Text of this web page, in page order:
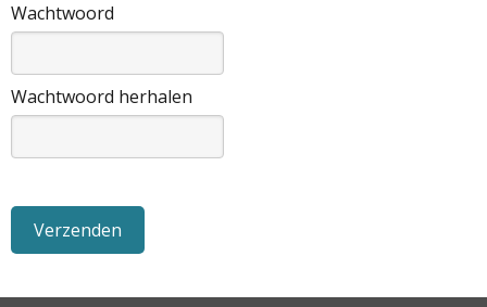
Wachtwoord
Wachtwoord herhalen